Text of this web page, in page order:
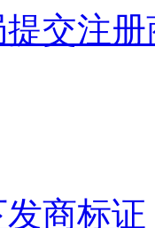
交注
商标证